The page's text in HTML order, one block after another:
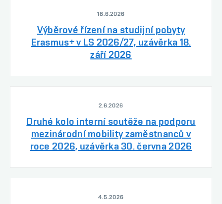
18.6.2026
Výběrové řízení na studijní pobyty
Erasmus+ v LS 2026/27, uzávěrka 18.
září 2026
2.6.2026
Druhé kolo interní soutěže na podporu
mezinárodní mobility zaměstnanců v
roce 2026, uzávěrka 30. června 2026
4.5.2026